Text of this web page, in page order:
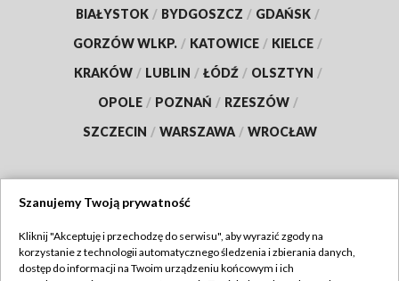
BIAŁYSTOK / BYDGOSZCZ / GDAŃSK /
GORZÓW WLKP. / KATOWICE / KIELCE /
KRAKÓW / LUBLIN / ŁÓDŹ / OLSZTYN /
OPOLE / POZNAŃ / RZESZÓW /
SZCZECIN / WARSZAWA / WROCŁAW
TVP
Szanujemy Twoją prywatność
Kliknij "Akceptuję i przechodzę do serwisu", aby wyrazić zgody na
korzystanie z technologii automatycznego śledzenia i zbierania danych,
dostęp do informacji na Twoim urządzeniu końcowym i ich